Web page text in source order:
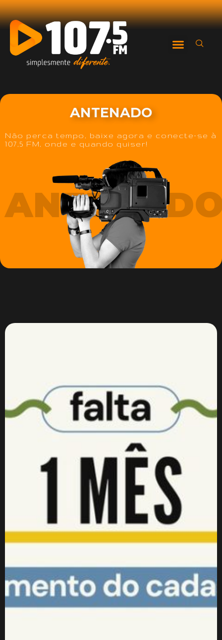
ANTENADO
Não perca tempo, baixe agora e conecte-se à
107,5 FM, onde e quando quiser!